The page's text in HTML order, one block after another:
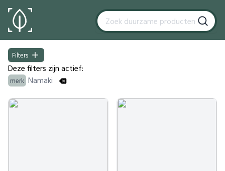
Filters
Filters
Deze filters zijn actief:
merk Namaki
Products